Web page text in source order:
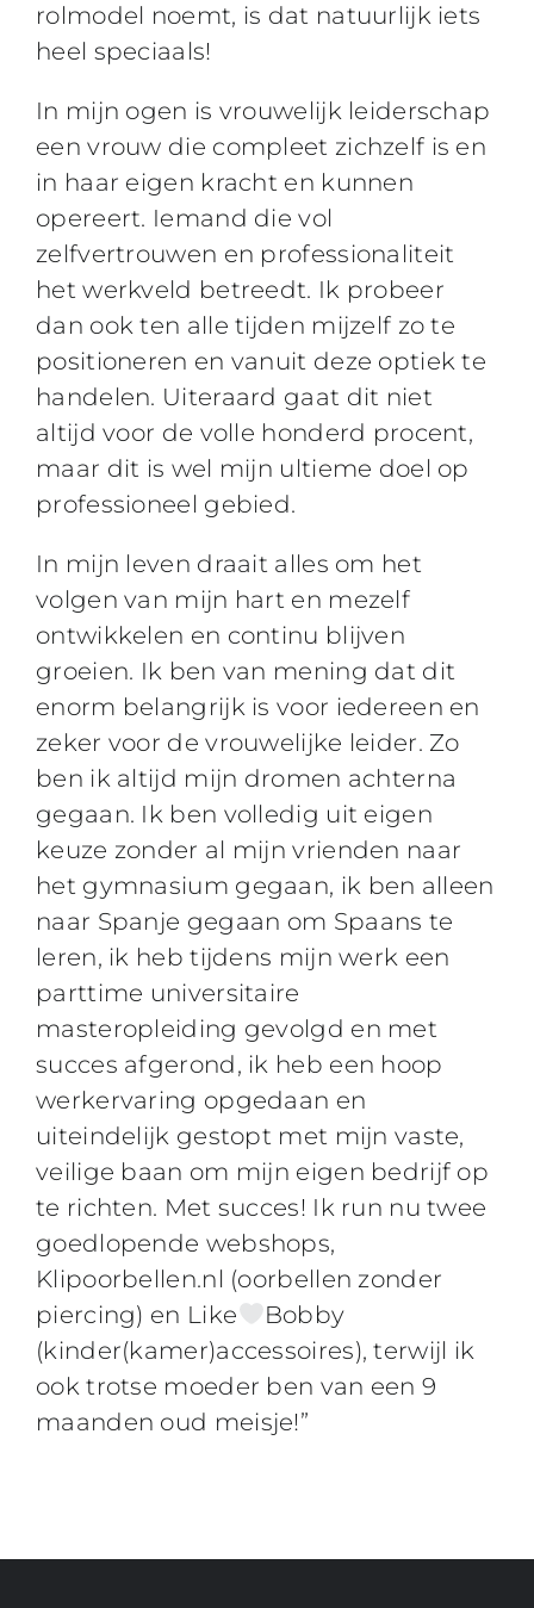
rolmodel noemt, is dat natuurlijk iets
heel speciaals!
In mijn ogen is vrouwelijk leiderschap
een vrouw die compleet zichzelf is en
in haar eigen kracht en kunnen
opereert. Iemand die vol
zelfvertrouwen en professionaliteit
het werkveld betreedt. Ik probeer
dan ook ten alle tijden mijzelf zo te
positioneren en vanuit deze optiek te
handelen. Uiteraard gaat dit niet
altijd voor de volle honderd procent,
maar dit is wel mijn ultieme doel op
professioneel gebied.
In mijn leven draait alles om het
volgen van mijn hart en mezelf
ontwikkelen en continu blijven
groeien. Ik ben van mening dat dit
enorm belangrijk is voor iedereen en
zeker voor de vrouwelijke leider. Zo
ben ik altijd mijn dromen achterna
gegaan. Ik ben volledig uit eigen
keuze zonder al mijn vrienden naar
het gymnasium gegaan, ik ben alleen
naar Spanje gegaan om Spaans te
leren, ik heb tijdens mijn werk een
parttime universitaire
masteropleiding gevolgd en met
succes afgerond, ik heb een hoop
werkervaring opgedaan en
uiteindelijk gestopt met mijn vaste,
veilige baan om mijn eigen bedrijf op
te richten. Met succes! Ik run nu twee
goedlopende webshops,
Klipoorbellen.nl (oorbellen zonder
piercing) en Like
Bobby
(kinder(kamer)accessoires), terwijl ik
ook trotse moeder ben van een 9
maanden oud meisje!”